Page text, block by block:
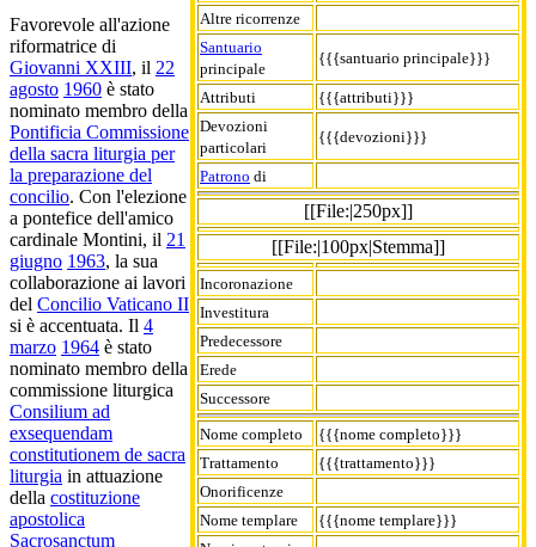
Altre ricorrenze
Santuario
principale
{{{santuario principale}}}
Attributi
{{{attributi}}}
Devozioni
particolari
{{{devozioni}}}
Patrono di
[[File:|250px]]
[[File:|100px|Stemma]]
Incoronazione
Investitura
Predecessore
Erede
Successore
Nome completo
{{{nome completo}}}
Trattamento
{{{trattamento}}}
Onorificenze
Nome templare
{{{nome templare}}}
Favorevole all'azione
riformatrice di
Giovanni XXIII, il 22
agosto 1960 è stato
nominato membro della
Pontificia Commissione
della sacra liturgia per
la preparazione del
concilio. Con l'elezione
a pontefice dell'amico
cardinale Montini, il 21
giugno 1963, la sua
collaborazione ai lavori
del Concilio Vaticano II
si è accentuata. Il 4
marzo 1964 è stato
nominato membro della
commissione liturgica
Consilium ad
exsequendam
constitutionem de sacra
liturgia in attuazione
della costituzione
apostolica
Sacrosanctum